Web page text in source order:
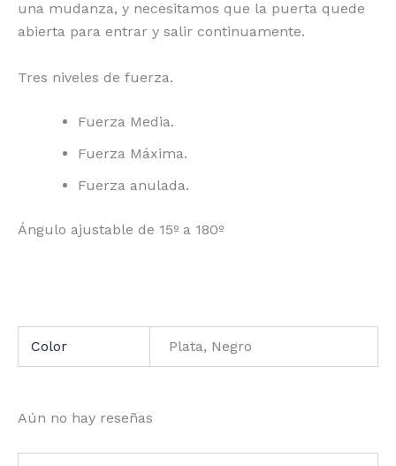
una mudanza, y necesitamos que la puerta quede
abierta para entrar y salir continuamente.
Tres niveles de fuerza.
Fuerza Media.
Fuerza Máxima.
Fuerza anulada.
Ángulo ajustable de 15º a 180º
Color Plata, Negro
Aún no hay reseñas